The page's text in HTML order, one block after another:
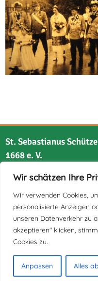
Wir schätzen Ihre
Wir verwenden Cookies,
personalisierte Anzeigen
unseren Datenverkehr zu
akzeptieren" klicken,
Cookies zu.
Anpassen Alles
St. Sebastianus
1668 e. V.
Bruchstraße 21
Datenschutz